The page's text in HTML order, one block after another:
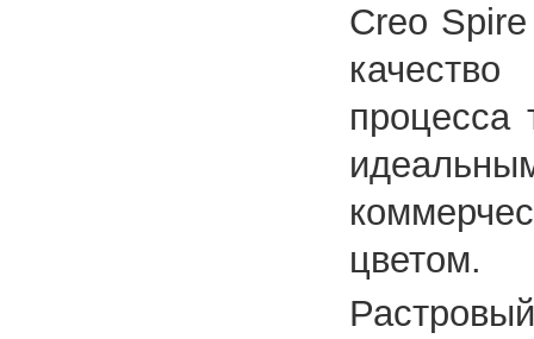
Creo
процесса
цветом.